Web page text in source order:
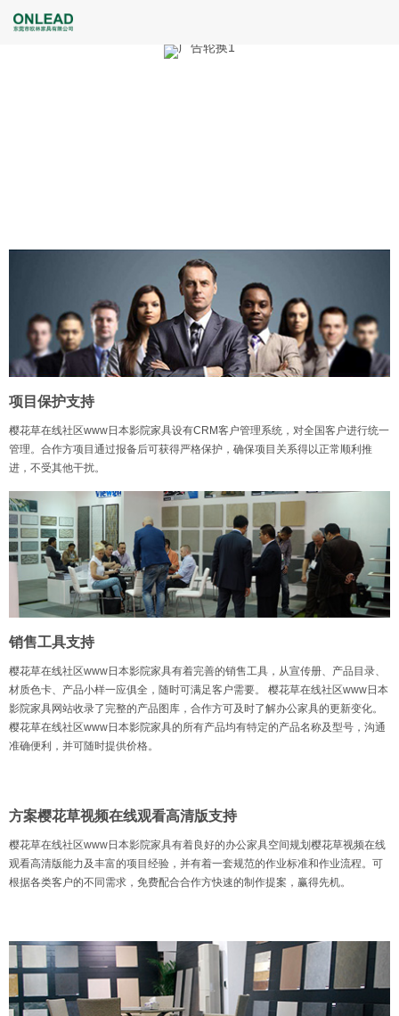
项目保护支持
樱花草在线社区www日本影院家具设有CRM客户管理系统，对全国客户进行统一
管理。合作方项目通过报备后可获得严格保护，确保项目关系得以正常顺利推
进，不受其他干扰。
销售工具支持
樱花草在线社区www日本影院家具有着完善的销售工具，从宣传册、产品目录、
材质色卡、产品小样一应俱全，随时可满足客户需要。 樱花草在线社区www日本
影院家具网站收录了完整的产品图库，合作方可及时了解办公家具的更新变化。
樱花草在线社区www日本影院家具的所有产品均有特定的产品名称及型号，沟通
准确便利，并可随时提供价格。
方案樱花草视频在线观看高清版支持
樱花草在线社区www日本影院家具有着良好的办公家具空间规划樱花草视频在线
观看高清版能力及丰富的项目经验，并有着一套规范的作业标准和作业流程。可
根据各类客户的不同需求，免费配合合作方快速的制作提案，赢得先机。